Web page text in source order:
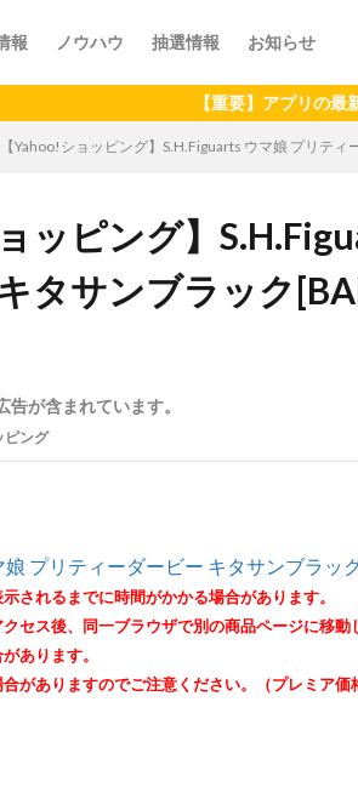
報 ノウハウ 抽選情報 お知らせ
【重要】アプリの最新バージ
【Yahoo!ショッピング】S.H.Figuarts ウマ娘 プリティ
ッピング】
タサンブラック
が含まれています。
ピング
娘 プリティーダービー キタサンブラッ
されるまでに時間がかかる場合があります。
セス後、同一ブラウザで別の商品ページに移
あります。
がありますのでご注意ください。（プレミア